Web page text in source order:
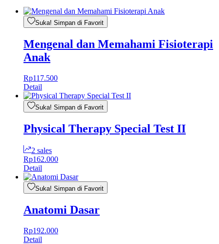
Suka! Simpan di Favorit
Mengenal dan Memahami Fisioterapi
Anak
Rp117.500
Detail
Suka! Simpan di Favorit
Physical Therapy Special Test II
2 sales
Rp162.000
Detail
Suka! Simpan di Favorit
Anatomi Dasar
Rp192.000
Detail